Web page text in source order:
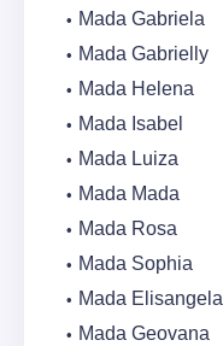
Mada Gabriela
Mada Gabrielly
Mada Helena
Mada Isabel
Mada Luiza
Mada Mada
Mada Rosa
Mada Sophia
Mada Elisangela
Mada Geovana